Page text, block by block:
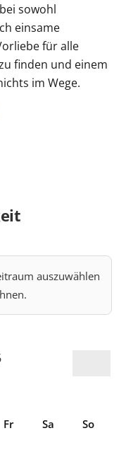
sowohl
einsame
für alle
finden und einem
im Wege.
auszuwählen
Fr Sa So